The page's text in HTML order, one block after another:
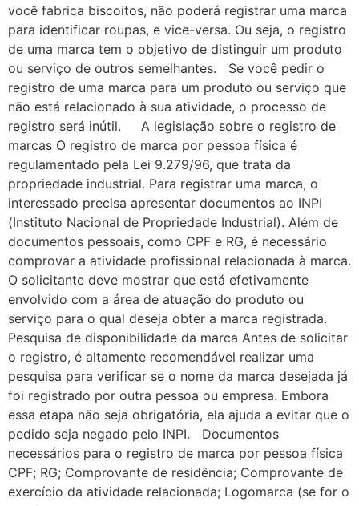
você fabrica biscoitos, não poderá registrar uma marca
para identificar roupas, e vice-versa. Ou seja, o registro
de uma marca tem o objetivo de distinguir um produto
ou serviço de outros semelhantes. Se você pedir o
registro de uma marca para um produto ou serviço que
não está relacionado à sua atividade, o processo de
registro será inútil. A legislação sobre o registro de
marcas O registro de marca por pessoa física é
regulamentado pela Lei 9.279/96, que trata da
propriedade industrial. Para registrar uma marca, o
interessado precisa apresentar documentos ao INPI
(Instituto Nacional de Propriedade Industrial). Além de
documentos pessoais, como CPF e RG, é necessário
comprovar a atividade profissional relacionada à marca.
O solicitante deve mostrar que está efetivamente
envolvido com a área de atuação do produto ou
serviço para o qual deseja obter a marca registrada.
Pesquisa de disponibilidade da marca Antes de solicitar
o registro, é altamente recomendável realizar uma
pesquisa para verificar se o nome da marca desejada já
foi registrado por outra pessoa ou empresa. Embora
essa etapa não seja obrigatória, ela ajuda a evitar que o
pedido seja negado pelo INPI. Documentos
necessários para o registro de marca por pessoa física
CPF; RG; Comprovante de residência; Comprovante de
exercício da atividade relacionada; Logomarca (se for o